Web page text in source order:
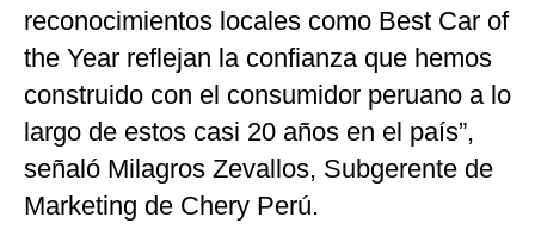
reconocimientos locales como Best Car of
the Year reflejan la confianza que hemos
construido con el consumidor peruano a lo
largo de estos casi 20 años en el país”,
señaló Milagros Zevallos, Subgerente de
Marketing de Chery Perú.